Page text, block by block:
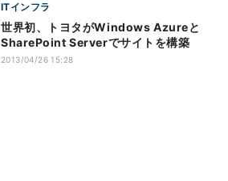
ITインフラ
世界初、トヨタがWindows Azureと
SharePoint Serverでサイトを構築
2013/04/26 15:28